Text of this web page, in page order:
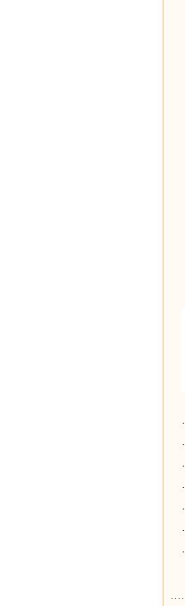
·
·
·
·
·
·
·